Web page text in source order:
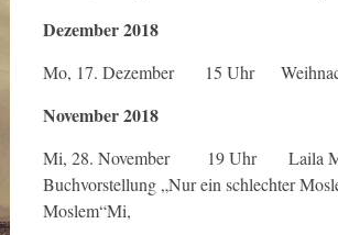
Dezember 2018
Mo, 17. Dezember 15 Uhr
November 2018
Mi, 28. November 19 Uhr Laila
Buchvorstellung „Nur ein schlechter
Moslem“Mi,